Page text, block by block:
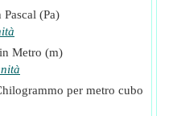
Pascal (Pa)
in Metro (m)
per metro cubo